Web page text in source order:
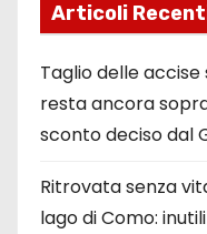
Articoli
Taglio delle
resta ancora
sconto deciso dal
Ritrovata senza
lago di Como: